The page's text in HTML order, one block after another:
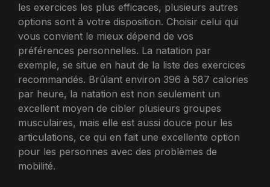
les exercices les plus efficaces, plusieurs autres
options sont à votre disposition. Choisir celui qui
vous convient le mieux dépend de vos
préférences personnelles. La natation par
exemple, se situe en haut de la liste des exercices
recommandés. Brûlant environ 396 à 587 calories
par heure, la natation est non seulement un
excellent moyen de cibler plusieurs groupes
musculaires, mais elle est aussi douce pour les
articulations, ce qui en fait une excellente option
pour les personnes avec des problèmes de
mobilité.